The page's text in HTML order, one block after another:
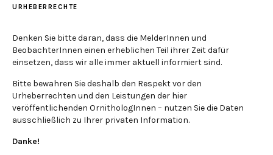
URHEBERRECHTE
Denken Sie bitte daran, dass die MelderInnen und
BeobachterInnen einen erheblichen Teil ihrer Zeit dafür
einsetzen, dass wir alle immer aktuell informiert sind.
Bitte bewahren Sie deshalb den Respekt vor den
Urheberrechten und den Leistungen der hier
veröffentlichenden OrnithologInnen – nutzen Sie die Daten
ausschließlich zu Ihrer privaten Information.
Danke!